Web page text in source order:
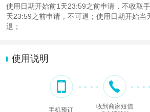
使用日期开始前1天23:59之前申请，不收取
天23:59之前申请，不可退；使用日期开始当
退；
使用说明
手机预订
收到商家短信